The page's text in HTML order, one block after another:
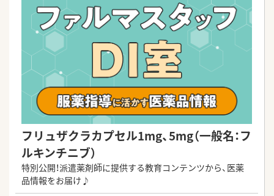
フリュザクラカプセル1mg、5mg（一般名：フ
ルキンチニブ）
特別公開！派遣薬剤師に提供する教育コンテンツから、医薬
品情報をお届け♪